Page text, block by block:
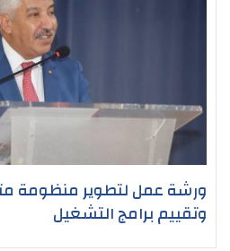
ورشة عمل لتطوير منظومة
وتقييم برامج التشغيل